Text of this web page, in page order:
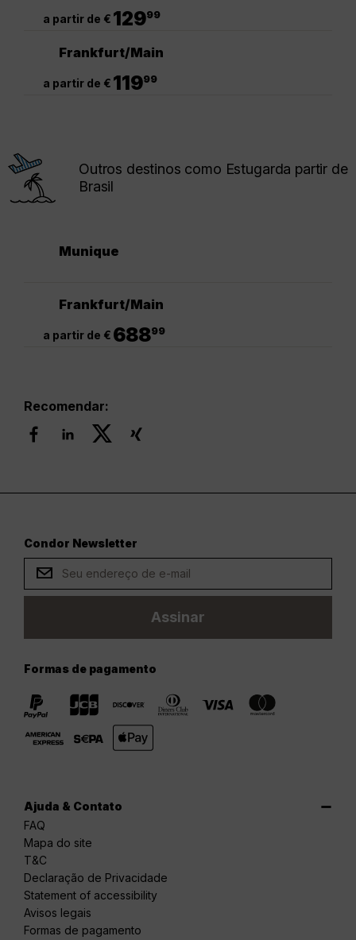
a partir de € 12999
Frankfurt/Main
a partir de € 11999
Outros destinos como Estugarda partir de
Brasil
Munique
Frankfurt/Main
a partir de € 68899
Recomendar:
Condor Newsletter
Assinar
Formas de pagamento
Ajuda & Contato
FAQ
Mapa do site
T&C
Declaração de Privacidade
Statement of accessibility
Avisos legais
Formas de pagamento